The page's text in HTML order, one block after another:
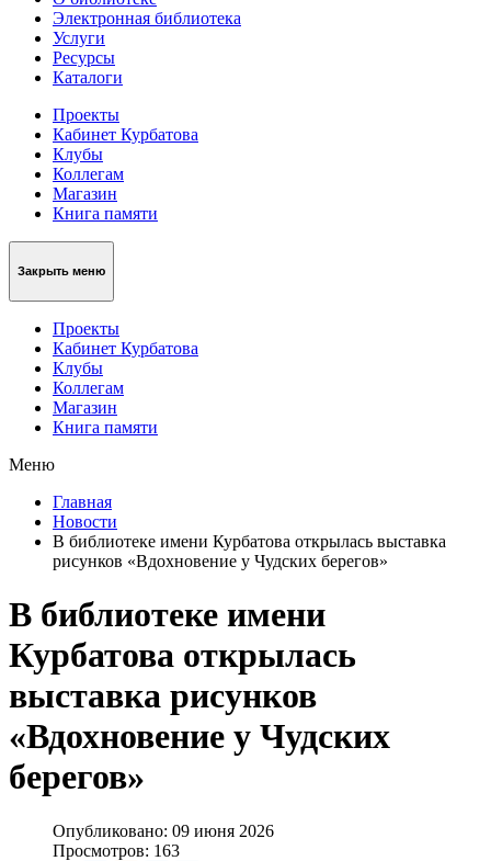
Электронная библиотека
Услуги
Ресурсы
Каталоги
Проекты
Кабинет Курбатова
Клубы
Коллегам
Магазин
Книга памяти
Закрыть меню
Проекты
Кабинет Курбатова
Клубы
Коллегам
Магазин
Книга памяти
Меню
Главная
Новости
В библиотеке имени Курбатова открылась выставка
рисунков «Вдохновение у Чудских берегов»
В библиотеке имени
Курбатова открылась
выставка рисунков
«Вдохновение у Чудских
берегов»
Опубликовано: 09 июня 2026
Просмотров: 163